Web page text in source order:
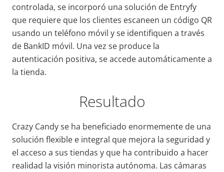
controlada, se incorporó una solución de Entryfy
que requiere que los clientes escaneen un código QR
usando un teléfono móvil y se identifiquen a través
de BankID móvil. Una vez se produce la
autenticación positiva, se accede automáticamente a
la tienda.
Resultado
Crazy Candy se ha beneficiado enormemente de una
solución flexible e integral que mejora la seguridad y
el acceso a sus tiendas y que ha contribuido a hacer
realidad la visión minorista autónoma. Las cámaras